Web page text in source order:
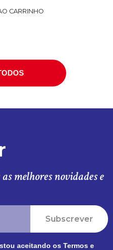
CARRINHO
melhores novidades e
Subscrever
aceitando os Termos e